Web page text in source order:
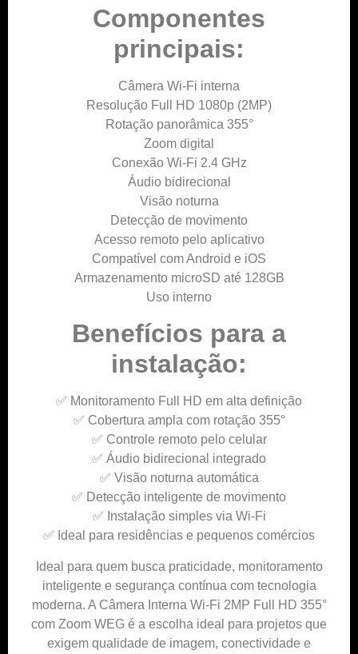
Componentes
principais:
Câmera Wi-Fi interna
Resolução Full HD 1080p (2MP)
Rotação panorâmica 355°
Zoom digital
Conexão Wi-Fi 2.4 GHz
Áudio bidirecional
Visão noturna
Detecção de movimento
Acesso remoto pelo aplicativo
Compatível com Android e iOS
Armazenamento microSD até 128GB
Uso interno
Benefícios para a
instalação:
✅ Monitoramento Full HD em alta definição
✅ Cobertura ampla com rotação 355°
✅ Controle remoto pelo celular
✅ Áudio bidirecional integrado
✅ Visão noturna automática
✅ Detecção inteligente de movimento
✅ Instalação simples via Wi-Fi
✅ Ideal para residências e pequenos comércios
Ideal para quem busca praticidade, monitoramento
inteligente e segurança contínua com tecnologia
moderna. A Câmera Interna Wi-Fi 2MP Full HD 355°
com Zoom WEG é a escolha ideal para projetos que
exigem qualidade de imagem, conectividade e